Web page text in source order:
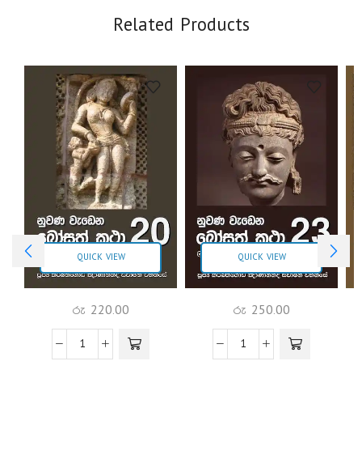
Related Products
QUICK VIEW
රු 220.00
QUICK VIEW
රු 250.00